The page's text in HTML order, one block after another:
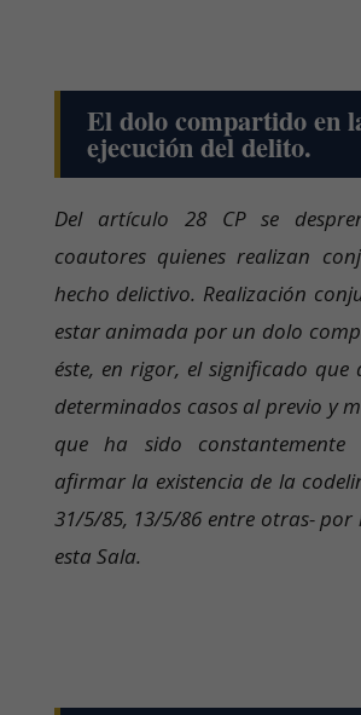
El dolo compartido en
ejecución del delito.
Del artículo 28 CP se
coautores quienes realizan
hecho delictivo. Realización
estar animada por un dolo
éste, en rigor, el significado que
determinados casos al previo y
que ha sido constantemente
afirmar la existencia de la
31/5/85, 13/5/86 entre otras-
esta Sala.